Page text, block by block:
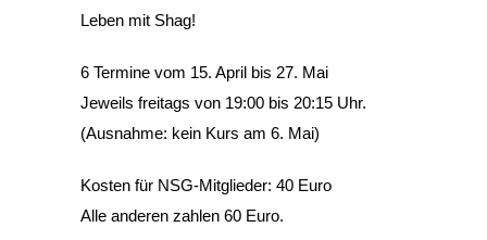
Leben mit Shag!
6 Termine vom 15. April bis 27. Mai
Jeweils freitags von 19:00 bis 20:15 Uhr.
(Ausnahme: kein Kurs am 6. Mai)
Kosten für NSG-Mitglieder: 40 Euro
Alle anderen zahlen 60 Euro.